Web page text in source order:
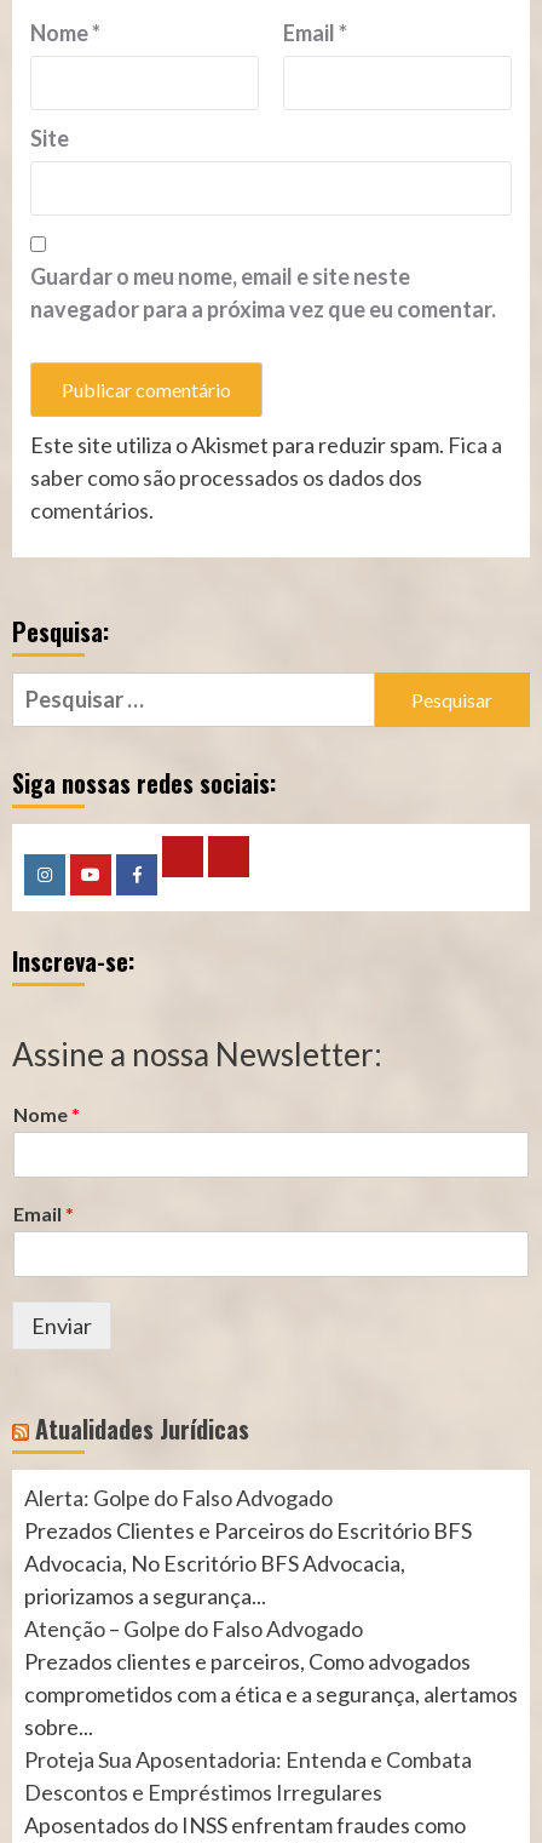
Nome* Email*
Site
Guardar o meu nome, email e site neste
navegador para a próxima vez que eu comentar.
Este site utiliza o Akismet para reduzir spam. Fica a
saber como são processados os dados dos
comentários.
Pesquisa:
Pesquisar
por:
Siga nossas redes sociais:
InstagramYouTubeFacebook
Calculadora
–
Segurado
Calculadora
–
Contribuição
Inscreva-se:
Assine a nossa Newsletter:
Nome*
Email *
Enviar
Atualidades Jurídicas
Alerta: Golpe do Falso Advogado
Prezados Clientes e Parceiros do Escritório BFS
Advocacia, No Escritório BFS Advocacia,
priorizamos a segurança...
Atenção – Golpe do Falso Advogado
Prezados clientes e parceiros, Como advogados
comprometidos com a ética e a segurança, alertamos
sobre...
Proteja Sua Aposentadoria: Entenda e Combata
Descontos e Empréstimos Irregulares
Aposentados do INSS enfrentam fraudes como